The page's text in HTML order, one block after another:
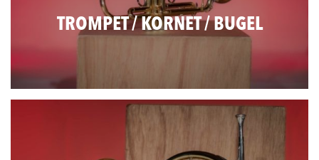
TROMPET / KORNET / BUGEL